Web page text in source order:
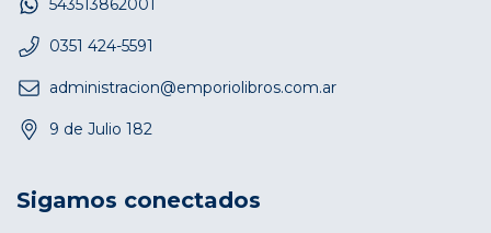
543513862001
0351 424-5591
administracion@emporiolibros.com.ar
9 de Julio 182
Sigamos conectados